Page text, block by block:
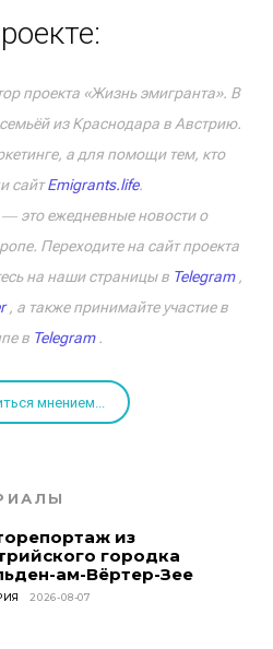
проекта «Жизнь эмигранта». В
из Краснодара в Австрию.
а для помощи тем, кто
сайтEmigrants.life.
это ежедневные новости о
Переходите на сайт проекта
на наши страницы в Telegram,
, а также принимайте участие в
в Telegram.
мнением...
из
городка
ам-Вёртер-Зее
2026-08-07